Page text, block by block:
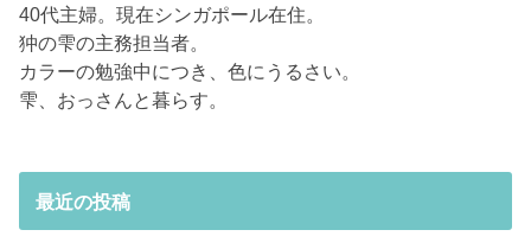
40代主婦。現在シンガポール在住。
狆の雫の主務担当者。
カラーの勉強中につき、色にうるさい。
雫、おっさんと暮らす。
最近の投稿